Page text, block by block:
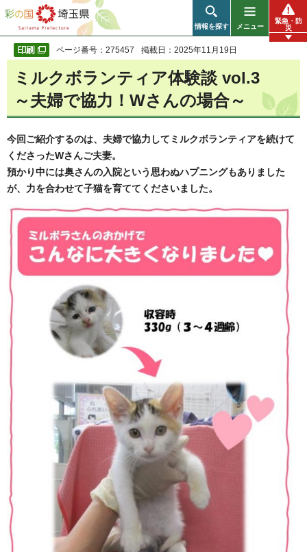
彩の国 埼玉県
情報を探す メニュー
緊急・防
災
ページ番号：275457 掲載日：2025年11月19日
ミルクボランティア体験談 vol.3
～夫婦で協力！Wさんの場合～
今回ご紹介するのは、夫婦で協力してミルクボランティアを続けて
くださったWさんご夫妻。
預かり中には奥さんの入院という思わぬハプニングもありました
が、力を合わせて子猫を育ててくださいました。